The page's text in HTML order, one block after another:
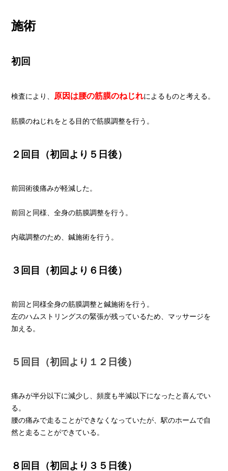
施術
初回
検査により 原因は腰の筋膜のねじれによるものと考える。
筋膜のねじれをとる目的で筋膜調整を行う。
２回目（初回より５日後）
前回術後痛みが軽減した。
前回と同様、全身の筋膜調整を行う。
内蔵調整のため、鍼施術を行う。
３回目（初回より６日後）
前回と同様全身の筋膜調整と鍼施術を行う。
左のハムストリングスの緊張が残っているため、マッサージを
加える。
５回目（初回より１２日後）
痛みが半分以下に減少し、頻度も半減以下になったと喜んでい
る。
腰の痛みで走ることができなくなっていたが、駅のホームで自
然と走ることができている。
８回目（初回より３５日後）